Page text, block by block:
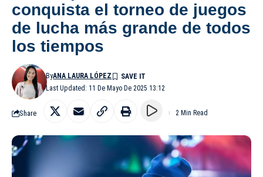
conquista el torneo de juegos
de lucha más grande de todos
los tiempos
Last Updated: 11 De Mayo De 2025 13:12
ByANA LAURA LÓPEZ
Share 2 Min Read